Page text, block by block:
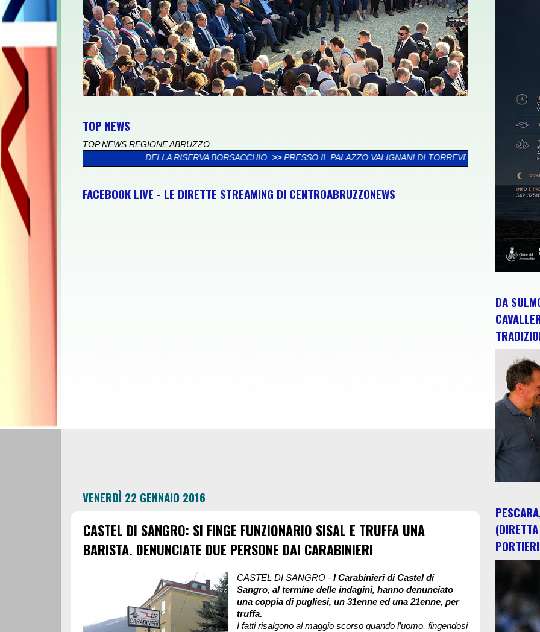
TOP NEWS
TOP NEWS REGIONE ABRUZZO
DELLA RISERVA BORSACCHIO >> PRESSO IL PALAZZO VALIGNANI DI TORREVECCHIA TEATINA SI CHIUDE LA XXVI
FACEBOOK LIVE - LE DIRETTE STREAMING DI CENTROABRUZZONEWS
VENERDÌ 22 GENNAIO 2016
CASTEL DI SANGRO: SI FINGE FUNZIONARIO SISAL E TRUFFA UNA
BARISTA. DENUNCIATE DUE PERSONE DAI CARABINIERI
CASTEL DI SANGRO - I Carabinieri di Castel di
Sangro, al termine delle indagini, hanno denunciato
una coppia di pugliesi, un 31enne ed una 21enne, per
truffa.
I fatti risalgono al maggio scorso quando l’uomo, fingendosi
DA
PORTIERI